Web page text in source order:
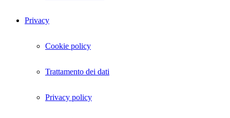
Privacy
Cookie policy
Trattamento dei dati
Privacy policy